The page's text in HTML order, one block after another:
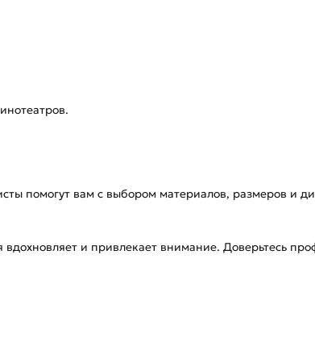
помогут вам с выбором материалов, размеров и
и привлекает внимание. Доверьтесь